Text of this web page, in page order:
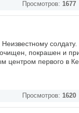
Просмотров: 1677
солдату.
покрашен и
центром первого в
Просмотров: 1620